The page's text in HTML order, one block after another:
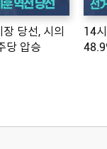
당선, 시의
당 압승
14